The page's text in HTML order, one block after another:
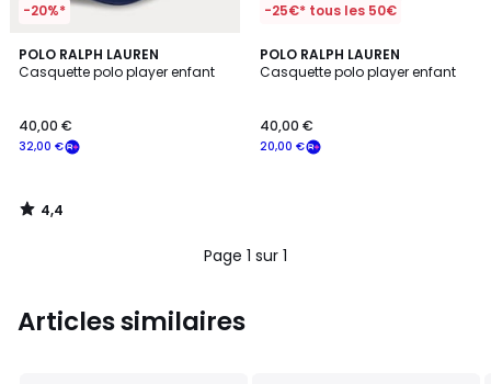
-20%*
POLO RALPH LAUREN
Casquette polo player enfant
32,00 €
40,00 €
4,4
/ 5
4,4
/
-25€* tous les 50€
POLO RALPH LAUREN
Casquette polo player enfant
20,00 €
40,00 €
Page 1 sur 1
Articles similaires